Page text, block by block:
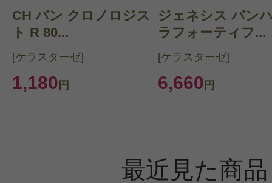
CH バン クロノロジス
ト R 80...
[ケラスターゼ]
1,180 円
ジェネシス バン
ラフォーティフ...
[ケラスターゼ]
6,660 円
最近見た商品